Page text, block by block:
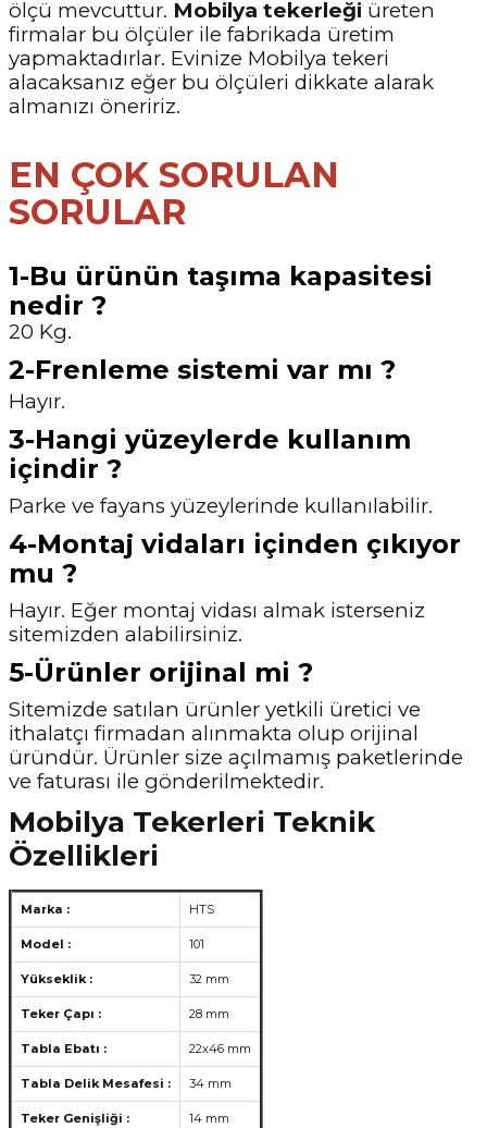
ölçü mevcuttur. Mobilya tekerleği üreten
firmalar bu ölçüler ile fabrikada üretim
yapmaktadırlar. Evinize Mobilya tekeri
alacaksanız eğer bu ölçüleri dikkate alarak
almanızı öneririz.
EN ÇOK SORULAN
SORULAR
1-Bu ürünün taşıma kapasitesi
nedir ?
20 Kg.
2-Frenleme sistemi var mı ?
Hayır.
3-Hangi yüzeylerde kullanım
içindir ?
Parke ve fayans yüzeylerinde kullanılabilir.
4-Montaj vidaları içinden çıkıyor
mu ?
Hayır. Eğer montaj vidası almak isterseniz
sitemizden alabilirsiniz.
5-Ürünler orijinal mi ?
Sitemizde satılan ürünler yetkili üretici ve
ithalatçı firmadan alınmakta olup orijinal
üründür. Ürünler size açılmamış paketlerinde
ve faturası ile gönderilmektedir.
Mobilya Tekerleri Teknik
Özellikleri
Marka : HTS
Model : 101
Yükseklik : 32 mm
Teker Çapı : 28 mm
Tabla Ebatı : 22x46 mm
Tabla Delik Mesafesi : 34 mm
Teker Genişliği : 14 mm